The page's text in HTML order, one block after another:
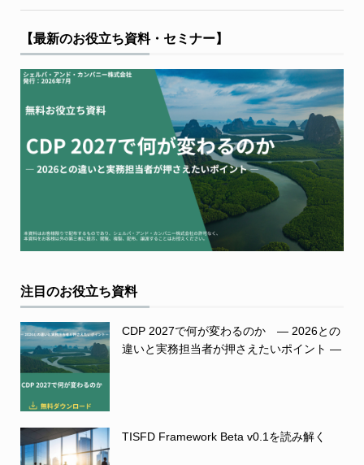
【最新のお役立ち資料・セミナー】
注目のお役立ち資料
CDP 2027で何が変わるのか ― 2026との
違いと実務担当者が押さえたいポイント ―
TISFD Framework Beta v0.1を読み解く